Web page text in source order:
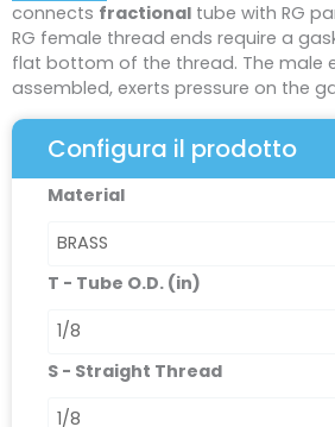
connects fractional tube with RG
RG female thread ends require a
flat bottom of the thread. The male
assembled, exerts pressure on the
Configura il prodotto
Material
T - Tube O.D. (in)
S - Straight Thread
Female
CF/EZ